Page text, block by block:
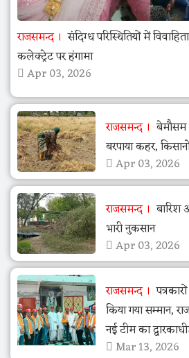
राजसमन्द
संदिग्ध परिस्थितियों में
कलेक्ट्रेट पर हंगामा
Apr 03, 2026
राजसमन्द
बेमौसम
बरपाया कहर,
Apr 03, 2026
राजसमन्द
बारिश
भारी नुकसान
Apr 03, 2026
राजसमन्द
किया गया सम्मान,
नई टीम का
Mar 13, 2026